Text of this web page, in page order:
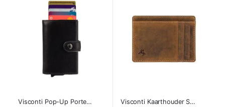
Visconti Pop-Up Portemonnee Enzo
Visconti Kaarthouder Stealth